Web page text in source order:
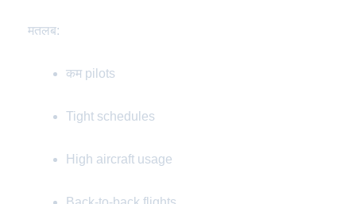
मतलब:
कम pilots
Tight schedules
High aircraft usage